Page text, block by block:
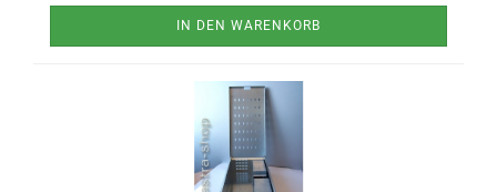
IN DEN WARENKORB